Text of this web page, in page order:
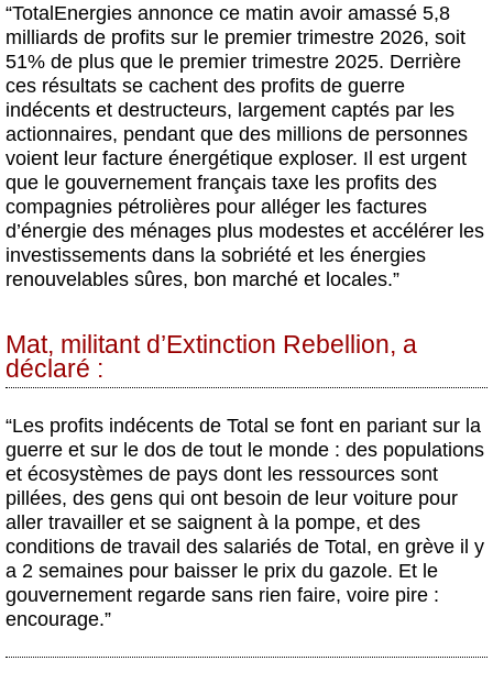
“TotalEnergies annonce ce matin avoir amassé 5,8
milliards de profits sur le premier trimestre 2026, soit
51% de plus que le premier trimestre 2025. Derrière
ces résultats se cachent des profits de guerre
indécents et destructeurs, largement captés par les
actionnaires, pendant que des millions de personnes
voient leur facture énergétique exploser. Il est urgent
que le gouvernement français taxe les profits des
compagnies pétrolières pour alléger les factures
d’énergie des ménages plus modestes et accélérer les
investissements dans la sobriété et les énergies
renouvelables sûres, bon marché et locales.”
Mat, militant d’Extinction Rebellion, a
déclaré :
“Les profits indécents de Total se font en pariant sur la
guerre et sur le dos de tout le monde : des populations
et écosystèmes de pays dont les ressources sont
pillées, des gens qui ont besoin de leur voiture pour
aller travailler et se saignent à la pompe, et des
conditions de travail des salariés de Total, en grève il y
a 2 semaines pour baisser le prix du gazole. Et le
gouvernement regarde sans rien faire, voire pire :
encourage.”